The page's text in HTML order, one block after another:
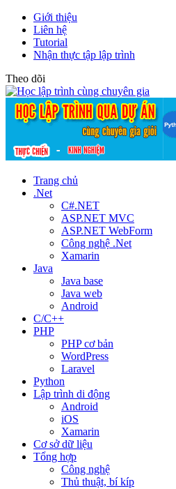
Giới thiệu
Liên hệ
Tutorial
Nhận thực tập lập trình
Theo dõi
Trang chủ
.Net
C#.NET
ASP.NET MVC
ASP.NET WebForm
Công nghệ .Net
Xamarin
Java
Java base
Java web
Android
C/C++
PHP
PHP cơ bản
WordPress
Laravel
Python
Lập trình di động
Android
iOS
Xamarin
Cơ sở dữ liệu
Tổng hợp
Công nghệ
Thủ thuật, bí kíp